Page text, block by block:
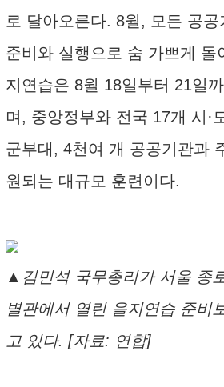
로 달아오른다. 8월, 모든 공
준비와 실행으로 숨 가쁘게 돌
지연습은 8월 18일부터 21일
며, 중앙정부와 전국 17개 시·
군부대, 4천여 개 공공기관과
원되는 대규모 훈련이다.
▲김민석 국무총리가 서울 종
별관에서 열린 을지연습 준비
고 있다. [자료: 연합]